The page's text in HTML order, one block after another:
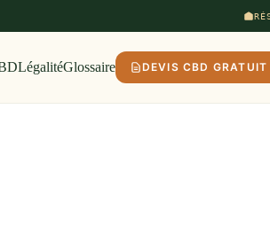
LégalitéGlossaire DEVIS CBD GRATUIT